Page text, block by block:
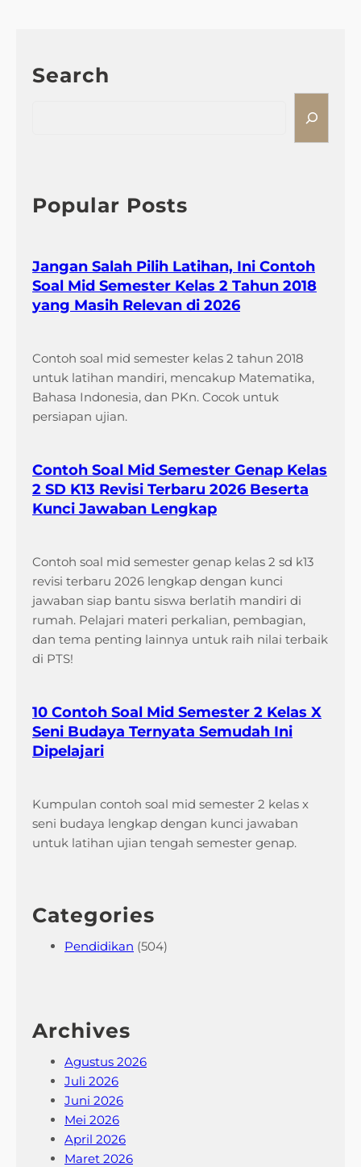
I
o
n
e
s
3
S
e
m
e
s
t
y
a
a
u
a
a
n
g
Search
h
Popular Posts
Jangan Salah Pilih Latihan, Ini Contoh
Soal Mid Semester Kelas 2 Tahun 2018
yang Masih Relevan di 2026
Contoh soal mid semester kelas 2 tahun 2018
untuk latihan mandiri, mencakup Matematika,
Bahasa Indonesia, dan PKn. Cocok untuk
persiapan ujian.
Contoh Soal Mid Semester Genap Kelas
2 SD K13 Revisi Terbaru 2026 Beserta
Kunci Jawaban Lengkap
Contoh soal mid semester genap kelas 2 sd k13
revisi terbaru 2026 lengkap dengan kunci
jawaban siap bantu siswa berlatih mandiri di
rumah. Pelajari materi perkalian, pembagian,
dan tema penting lainnya untuk raih nilai terbaik
di PTS!
10 Contoh Soal Mid Semester 2 Kelas X
Seni Budaya Ternyata Semudah Ini
Dipelajari
Kumpulan contoh soal mid semester 2 kelas x
seni budaya lengkap dengan kunci jawaban
untuk latihan ujian tengah semester genap.
Categories
Pendidikan (504)
Archives
Agustus 2026
Juli 2026
Juni 2026
Mei 2026
April 2026
Maret 2026